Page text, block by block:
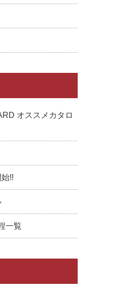
オススメカタロ
!!
一覧